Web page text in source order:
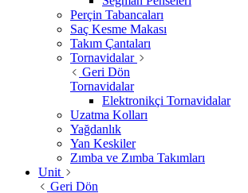
Perçin Tabancaları
Saç Kesme Makası
Takım Çantaları
Tornavidalar
Geri Dön
Tornavidalar
Elektronikçi Tornavidalar
Uzatma Kolları
Yağdanlık
Yan Keskiler
Zımba ve Zımba Takımları
Unit
Geri Dön